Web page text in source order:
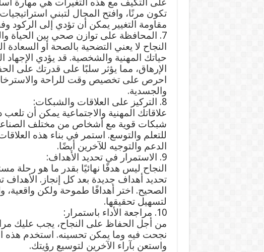
تكون مرنًا، وافتح المجال لتبني
مقاومة التغيير يمكن أن تؤدي إلى الركود
7. المحافظة على توازن صحي بين الحياة والعمل:
النجاح لا يعني التضحية بالصحة أو
حياتك المهنية والشخصية. قد يؤدي الإجهاد
الإرهاق، مما يؤثر سلبًا على قدرتك على
احرص على تخصيص وقت للراحة
والجسدية.
8. التركيز على العلاقات والشبكات:
علاقاتك المهنية والاجتماعية يمكن أن
شبكات قوية مع أشخاص من مختلف
للتعلم والتوسع. استمر في بناء هذه
الدعم والتوجيه للآخرين أيضًا.
9. الاستمرار في تحديد الأهداف:
النجاح ليس هدفًا نهائيًا بقدر ما هو رحلة
تحديد أهداف جديدة بعد كل إنجاز. الأهداف
الصحيح. اختر أهدافًا طموحة ولكن
لتسهيل تحقيقها.
10. مراجعة الأداء باستمرار:
من أجل الحفاظ على النجاح، يجب عليك
نجحت فيه وما يمكن تحسينه. استخدم هذه
واستعن بآراء الآخرين لتوسيع رؤيتك.